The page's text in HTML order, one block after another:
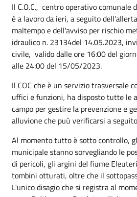
Il C.O.C., centro operativo comunale
è a lavoro da ieri, a seguito
maltempo e dell'avviso per rischio
idraulico n. 23134del 14.05.2023,
civile, valido dalle ore 16:00 del
alle 24:00 del 15/05/2023.
Il COC che è un servizio trasversale
uffici e funzioni, ha disposto tutte le
campo per gestire la prevenzione e
alluvione che puù verificarsi a
Al momento tutto è sotto controllo,
municipale stanno sorvegliando le
di pericoli, gli argini del fiume
tombini otturati, oltre che il
L'unico disagio che si registra al